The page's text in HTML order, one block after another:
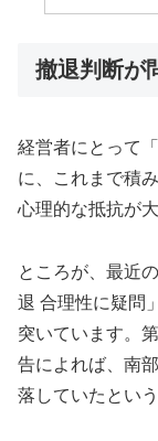
撤退判断が
経営者にとって
に、これまで積
心理的な抵抗が
ところが、最近
退 合理性に疑問
突いています。
告によれば、南
落していたという